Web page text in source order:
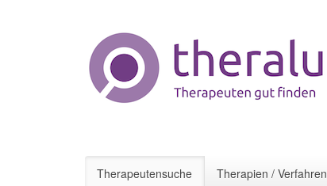
Therapeutensuche Therapien / Verfahren